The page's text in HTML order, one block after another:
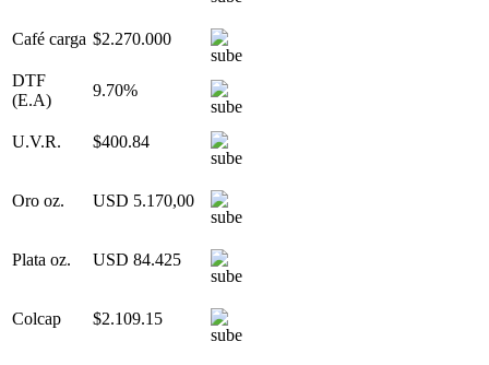
Café carga $2.270.000
DTF
(E.A)
9.70%
U.V.R. $400.84
Oro oz. USD 5.170,00
Plata oz. USD 84.425
Colcap $2.109.15